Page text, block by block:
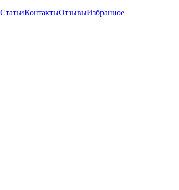
СтатьиКонтактыОтзывыИзбранное